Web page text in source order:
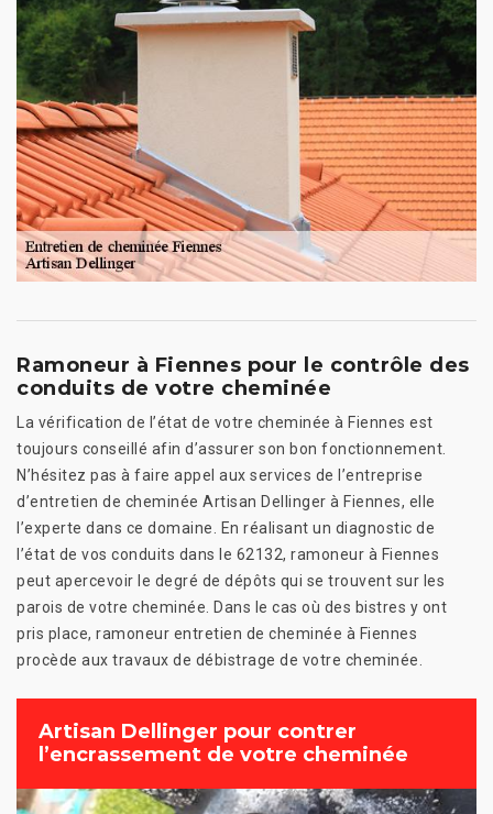
Ramoneur à Fiennes pour le contrôle des
conduits de votre cheminée
La vérification de l’état de votre cheminée à Fiennes est
toujours conseillé afin d’assurer son bon fonctionnement.
N’hésitez pas à faire appel aux services de l’entreprise
d’entretien de cheminée Artisan Dellinger à Fiennes, elle
l’experte dans ce domaine. En réalisant un diagnostic de
l’état de vos conduits dans le 62132, ramoneur à Fiennes
peut apercevoir le degré de dépôts qui se trouvent sur les
parois de votre cheminée. Dans le cas où des bistres y ont
pris place, ramoneur entretien de cheminée à Fiennes
procède aux travaux de débistrage de votre cheminée.
Artisan Dellinger pour contrer
l’encrassement de votre cheminée